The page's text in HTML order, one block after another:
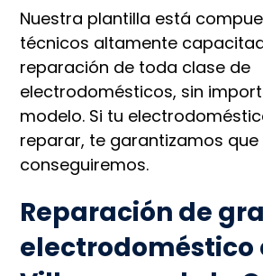
Nuestra plantilla está
técnicos altamente
reparación de toda clase de
electrodomésticos, sin
modelo. Si tu
reparar, te garantizamos
conseguiremos.
Reparación de
electrodoméstico